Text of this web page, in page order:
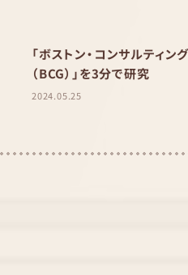
「ボストン・コンサルティン
（BCG）」を3分で研究
2024.05.25